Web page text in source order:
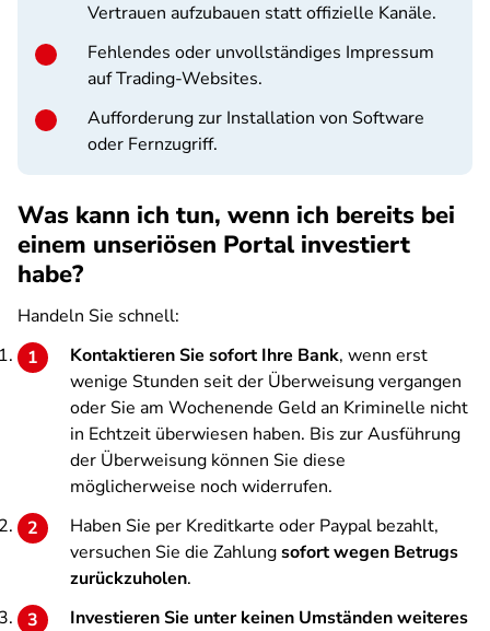
Vertrauen aufzubauen statt offizielle Kanäle.
Fehlendes oder unvollständiges Impressum
auf Trading-Websites.
Aufforderung zur Installation von Software
oder Fernzugriff.
Was kann ich tun, wenn ich bereits bei
einem unseriösen Portal investiert
habe?
Handeln Sie schnell:
Kontaktieren Sie sofort Ihre Bank, wenn erst
wenige Stunden seit der Überweisung vergangen
oder Sie am Wochenende Geld an Kriminelle nicht
in Echtzeit überwiesen haben. Bis zur Ausführung
der Überweisung können Sie diese
möglicherweise noch widerrufen.
Haben Sie per Kreditkarte oder Paypal bezahlt,
versuchen Sie die Zahlungsofort wegen Betrugs
zurückzuholen.
Investieren Sie unter keinen Umständen weiteres